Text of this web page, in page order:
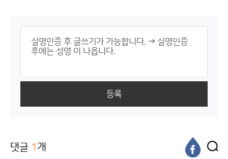
등록
댓글 1 개